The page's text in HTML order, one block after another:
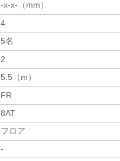
-x-x-（mm）
4
5名
2
5.5（m）
FR
8AT
フロア
-